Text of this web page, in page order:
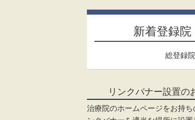
新着登録院
総登録
リンクバナー設置の
治療院のホームページをお持ち